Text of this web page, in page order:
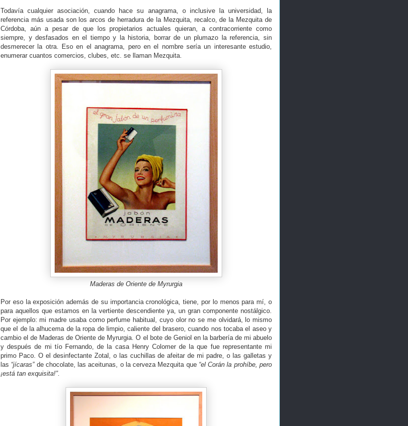
Todavía cualquier asociación, cuando hace su anagrama, o inclusive la universidad, la
referencia más usada son los arcos de herradura de la Mezquita, recalco, de la Mezquita de
Córdoba, aún a pesar de que los propietarios actuales quieran, a contracorriente como
siempre, y desfasados en el tiempo y la historia, borrar de un plumazo la referencia, sin
desmerecer la otra. Eso en el anagrama, pero en el nombre sería un interesante estudio,
enumerar cuantos comercios, clubes, etc. se llaman Mezquita.
Maderas de Oriente de Myrurgia
Por eso la exposición además de su importancia cronológica, tiene, por lo menos para mí, o
para aquellos que estamos en la vertiente descendiente ya, un gran componente nostálgico.
Por ejemplo: mi madre usaba como perfume habitual, cuyo olor no se me olvidará, lo mismo
que el de la alhucema de la ropa de limpio, caliente del brasero, cuando nos tocaba el aseo y
cambio el de Maderas de Oriente de Myrurgia. O el bote de Geniol en la barbería de mi abuelo
y después de mi tío Fernando, de la casa Henry Colomer de la que fue representante mi
primo Paco. O el desinfectante Zotal, o las cuchillas de afeitar de mi padre, o las galletas y
las “jícaras”de chocolate, las aceitunas, o la cerveza Mezquita que “el Corán la prohíbe, pero
¡está tan exquisita!”.